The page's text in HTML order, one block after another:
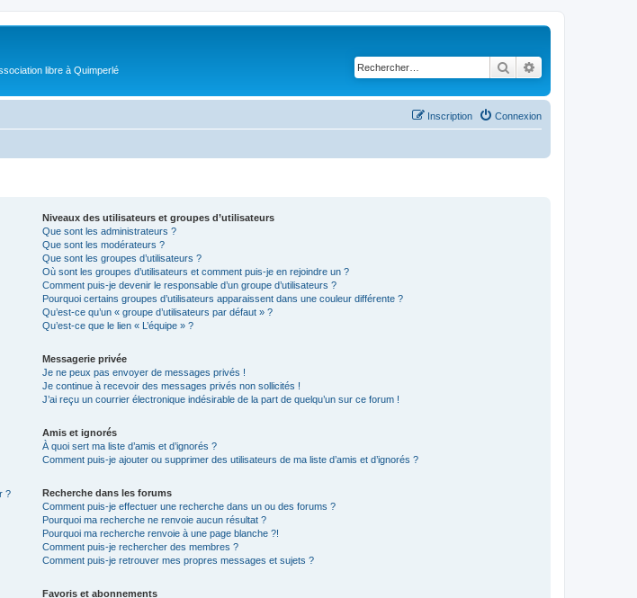
libre à Quimperlé Rechercher
Connexion
Inscription
?
Niveaux des utilisateurs et groupes d’utilisateurs
Que sont les administrateurs ?
Que sont les modérateurs ?
Que sont les groupes d’utilisateurs ?
Où sont les groupes d’utilisateurs et comment puis-je en rejoindre un ?
Comment puis-je devenir le responsable d’un groupe d’utilisateurs ?
Pourquoi certains groupes d’utilisateurs apparaissent dans une couleur différente ?
Qu’est-ce qu’un « groupe d’utilisateurs par défaut » ?
Qu’est-ce que le lien « L’équipe » ?
Messagerie privée
Je ne peux pas envoyer de messages privés !
Je continue à recevoir des messages privés non sollicités !
J’ai reçu un courrier électronique indésirable de la part de quelqu’un sur ce forum !
Amis et ignorés
À quoi sert ma liste d’amis et d’ignorés ?
Comment puis-je ajouter ou supprimer des utilisateurs de ma liste d’amis et d’ignorés ?
Recherche dans les forums
Comment puis-je effectuer une recherche dans un ou des forums ?
Pourquoi ma recherche ne renvoie aucun résultat ?
Pourquoi ma recherche renvoie à une page blanche ?!
Comment puis-je rechercher des membres ?
Comment puis-je retrouver mes propres messages et sujets ?
Favoris et abonnements